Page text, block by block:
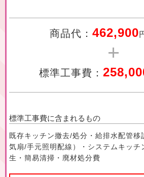
商品代： 462,900
標準工事費：
標準工事費に含まれるもの
既存キッチン撤去/処分・給排水配管移
気扇/手元照明配線）・システムキッチ
生・簡易清掃・廃材処分費